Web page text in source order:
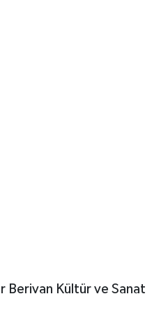
Berivan Kültür ve Sanat